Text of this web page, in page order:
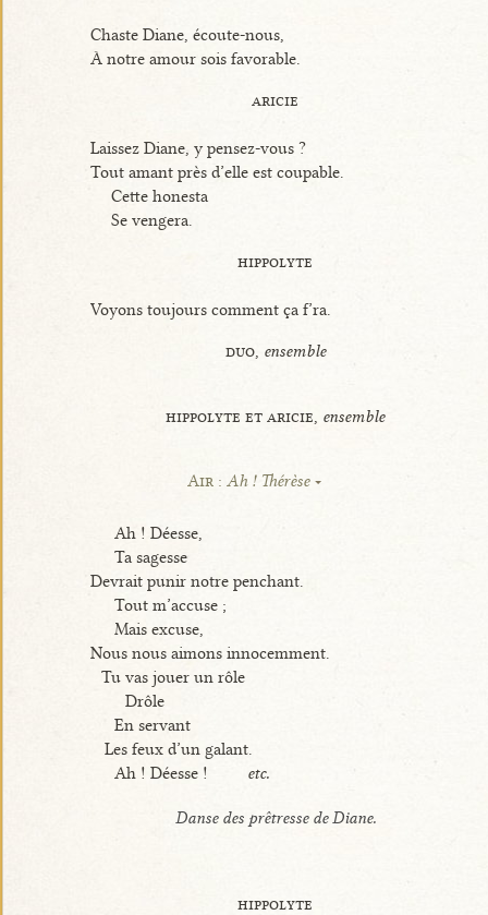
Chaste Diane, écoute-nous,
À notre amour sois favorable.
aricie
Laissez Diane, y pensez-vous ?
Tout amant près d’elle est coupable.
Cette honesta
Se vengera.
hippolyte
Voyons toujours comment ça f’ra.
duo, ensemble
hippolyte et aricie, ensemble
Air :Ah ! Thérèse
Ah ! Déesse,
Ta sagesse
Devrait punir notre penchant.
Tout m’accuse ;
Mais excuse,
Nous nous aimons innocemment.
Tu vas jouer un rôle
Drôle
En servant
Les feux d’un galant.
Ah ! Déesse !
etc.
Danse des prêtresse de Diane.
hippolyte